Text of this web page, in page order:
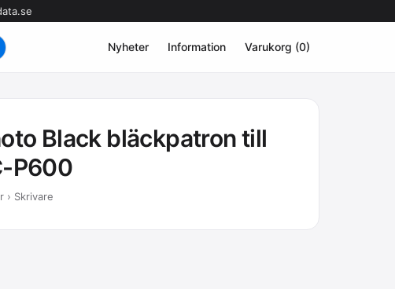
Nyheter Information Varukorg (0)
Black bläckpatron till
P600
› Skrivare